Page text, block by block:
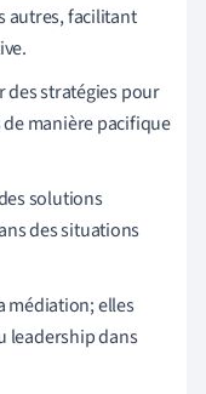
autres, facilitant
des stratégies pour
manière pacifique
solutions
des situations
médiation; elles
leadership dans